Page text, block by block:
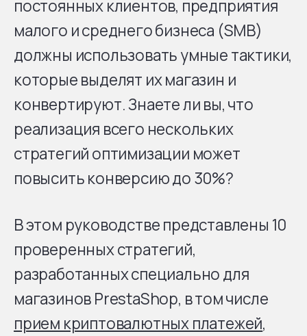
постоянных клиентов, предприятия
малого и среднего бизнеса (SMB)
должны использовать умные тактики,
которые выделят их магазин и
конвертируют. Знаете ли вы, что
реализация всего нескольких
стратегий оптимизации может
повысить конверсию до 30%?
В этом руководстве представлены 10
проверенных стратегий,
разработанных специально для
магазинов PrestaShop, в том числе
прием криптовалютных платежей,